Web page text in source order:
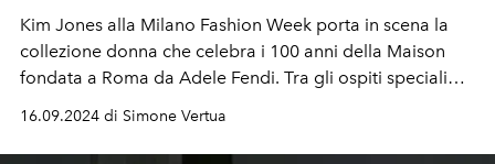
Kim Jones alla Milano Fashion Week porta in scena la
collezione donna che celebra i 100 anni della Maison
fondata a Roma da Adele Fendi. Tra gli ospiti speciali
16.09.2024 di Simone Vertua